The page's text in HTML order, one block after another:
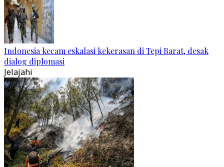
Indonesia kecam eskalasi kekerasan di Tepi Barat, desak
dialog diplomasi
Jelajahi